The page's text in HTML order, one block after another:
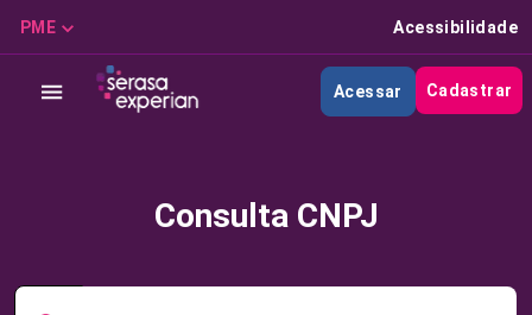
PME Acessibilidade
Acessar Cadastrar
Consulta CNPJ